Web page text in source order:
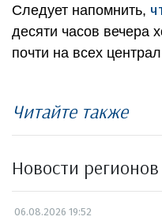
Следует напомнить,
десяти часов вечера
почти на всех
Читайте также
Новости регионов
06.08.2026 19:52